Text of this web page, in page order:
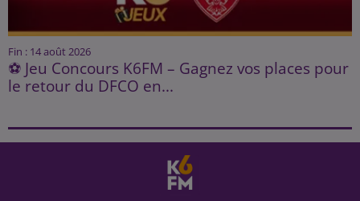
Fin : 14 août 2026
⚽ Jeu Concours K6FM – Gagnez vos places pour
le retour du DFCO en...